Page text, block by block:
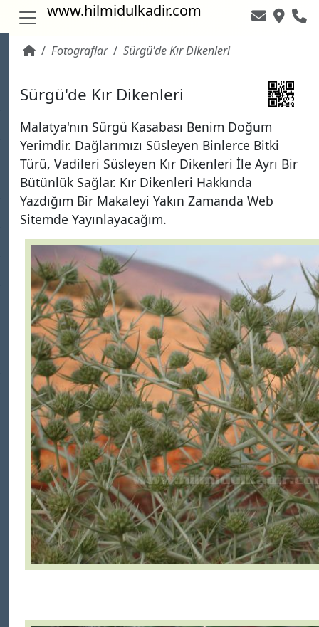
www.hilmidulkadir.com
Fotograflar Sürgü'de Kır Dikenleri
Sürgü'de Kır Dikenleri
Malatya'nın Sürgü Kasabası Benim Doğum
Yerimdir. Dağlarımızı Süsleyen Binlerce Bitki
Türü, Vadileri Süsleyen Kır Dikenleri İle Ayrı Bir
Bütünlük Sağlar. Kır Dikenleri Hakkında
Yazdığım Bir Makaleyi Yakın Zamanda Web
Sitemde Yayınlayacağım.